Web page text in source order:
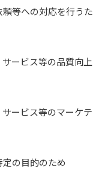
等への対応を行うた
ービス等の品質向上
ービス等のマーケテ
の目的のため